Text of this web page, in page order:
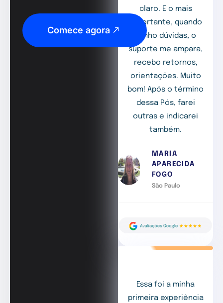
Comece agora
claro. E o mais
importante, quando
tenho dúvidas, o
suporte me ampara,
recebo retornos,
orientações. Muito
bom! Após o término
dessa Pós, farei
outras e indicarei
também.
MARIA
APARECIDA
FOGO
São Paulo
Essa foi a minha
primeira experiência